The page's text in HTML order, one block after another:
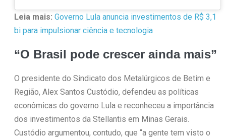
Leia mais: Governo Lula anuncia investimentos de R$ 3,1
bi para impulsionar ciência e tecnologia
“O Brasil pode crescer ainda mais”
O presidente do Sindicato dos Metalúrgicos de Betim e
Região, Alex Santos Custódio, defendeu as políticas
econômicas do governo Lula e reconheceu a importância
dos investimentos da Stellantis em Minas Gerais.
Custódio argumentou, contudo, que “a gente tem visto o